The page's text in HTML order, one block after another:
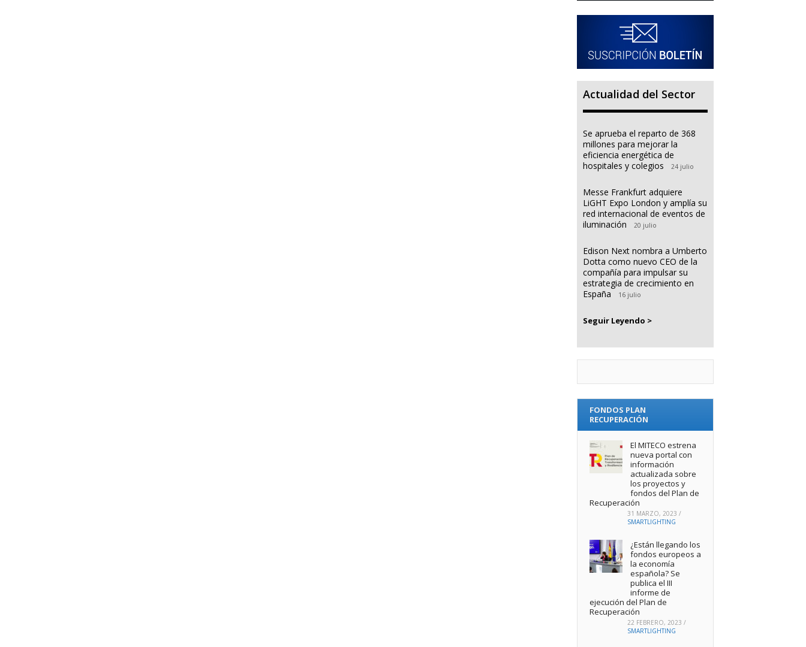
Actualidad del Sector
Se aprueba el reparto de 368
millones para mejorar la
eficiencia energética de
hospitales y colegios
24 julio
Messe Frankfurt adquiere
LiGHT Expo London y amplía su
red internacional de eventos de
iluminación
20 julio
Edison Next nombra a Umberto
Dotta como nuevo CEO de la
compañía para impulsar su
estrategia de crecimiento en
España
16 julio
Seguir Leyendo >
FONDOS PLAN
RECUPERACIÓN
El MITECO estrena
nueva portal con
información
actualizada sobre
los proyectos y
fondos del Plan de
Recuperación
31 MARZO, 2023 /
SMARTLIGHTING
¿Están llegando los
fondos europeos a
la economía
española? Se
publica el III
informe de
ejecución del Plan de
Recuperación
22 FEBRERO, 2023 /
SMARTLIGHTING